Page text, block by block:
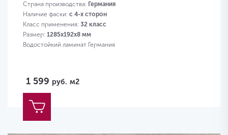
Страна производства: Германия
Наличие фаски: с 4-х сторон
Класс применения: 32 класс
Размер: 1285х192х8 мм
Водостойкий ламинат Германия
1 599 руб. м2